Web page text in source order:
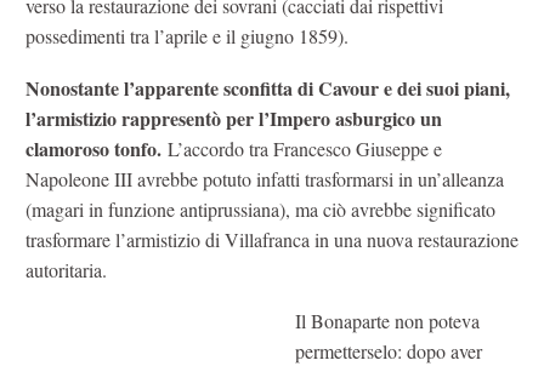
verso la restaurazione dei sovrani (cacciati dai rispettivi
possedimenti tra l’aprile e il giugno 1859).
Nonostante l’apparente sconfitta di Cavour e dei suoi piani,
l’armistizio rappresentò per l’Impero asburgico un
clamoroso tonfo. L’accordo tra Francesco Giuseppe e
Napoleone III avrebbe potuto infatti trasformarsi in un’alleanza
(magari in funzione antiprussiana), ma ciò avrebbe significato
trasformare l’armistizio di Villafranca in una nuova restaurazione
autoritaria.
Il Bonaparte non poteva
permetterselo: dopo aver